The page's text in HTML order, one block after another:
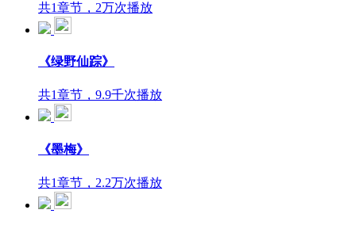
共1章节，2万次播放
《绿野仙踪》
共1章节，9.9千次播放
《墨梅》
共1章节，2.2万次播放